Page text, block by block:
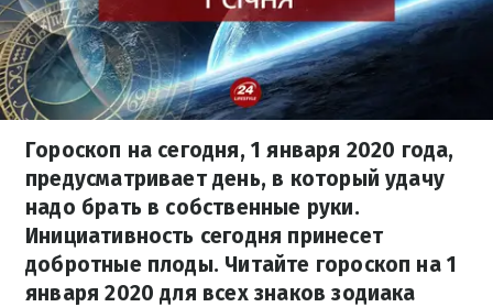
Гороскоп на сегодня, 1 января 2020 года,
предусматривает день, в который удачу
надо брать в собственные руки.
Инициативность сегодня принесет
добротные плоды. Читайте гороскоп на 1
января 2020 для всех знаков зодиака